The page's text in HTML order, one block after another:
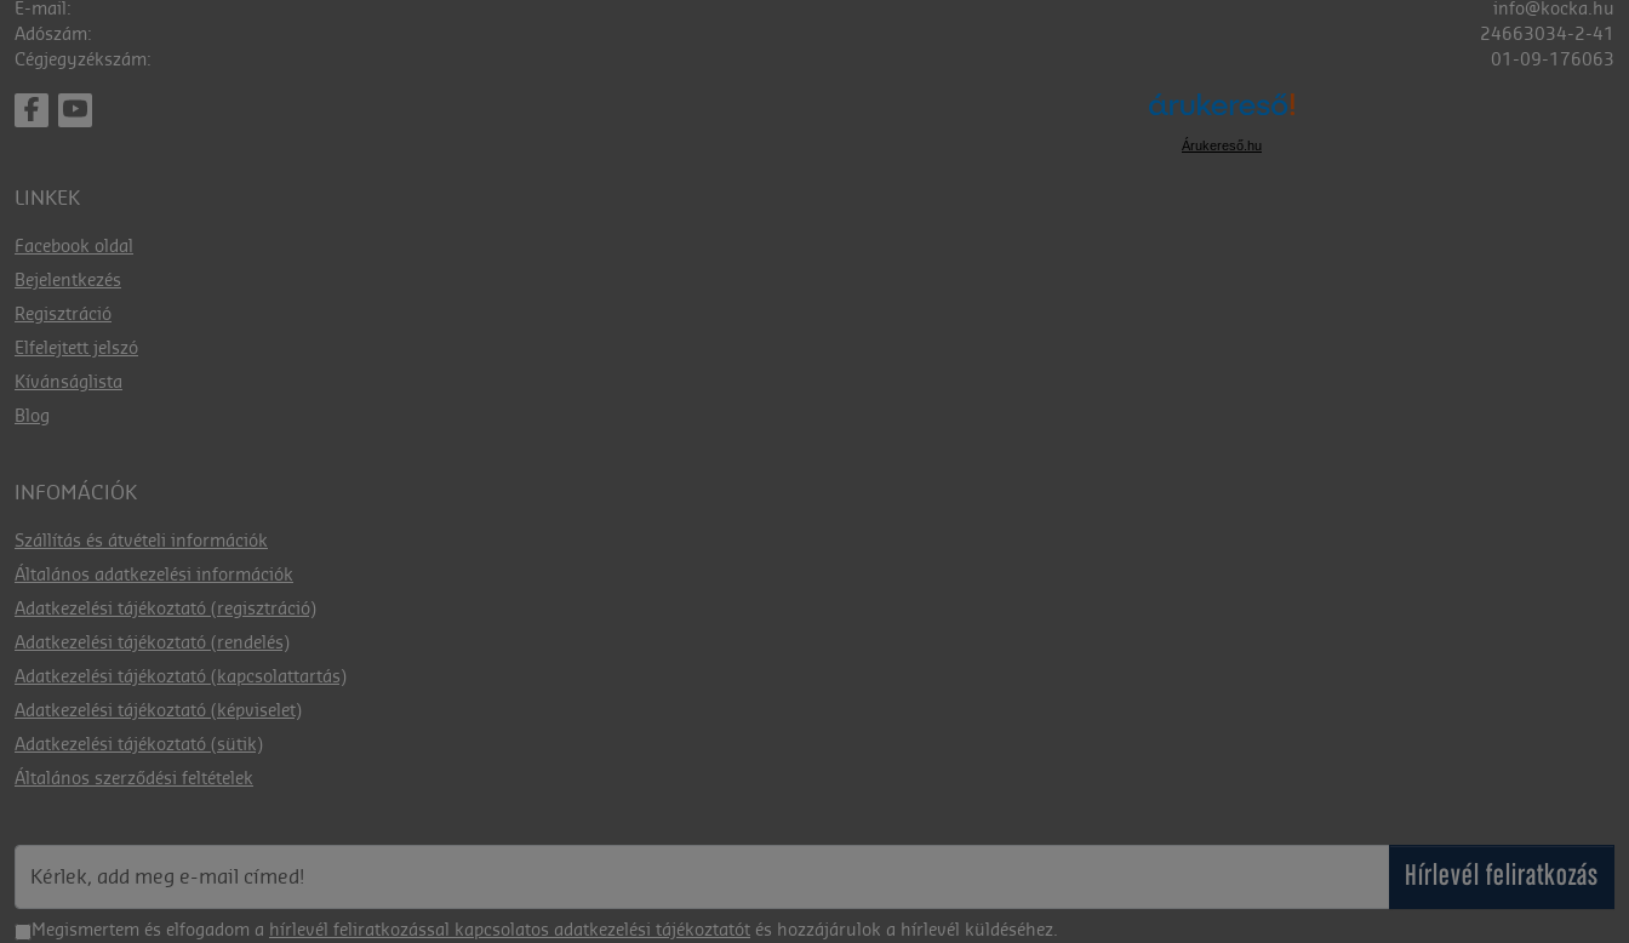
E-mail:
info@kocka.hu
Adószám:
24663034-2-41
Cégjegyzékszám:
01-09-176063
Árukereső.hu
LINKEK
Facebook oldal
Bejelentkezés
Regisztráció
Elfelejtett jelszó
Kívánságlista
Blog
INFOMÁCIÓK
Szállítás és átvételi információk
Általános adatkezelési információk
Adatkezelési tájékoztató (regisztráció)
Adatkezelési tájékoztató (rendelés)
Adatkezelési tájékoztató (kapcsolattartás)
Adatkezelési tájékoztató (képviselet)
Adatkezelési tájékoztató (sütik)
Általános szerződési feltételek
Hírlevél feliratkozás
Megismertem és elfogadom a hírlevél feliratkozással kapcsolatos adatkezelési tájékoztatót és hozzájárulok a hírlevél küldéséhez.